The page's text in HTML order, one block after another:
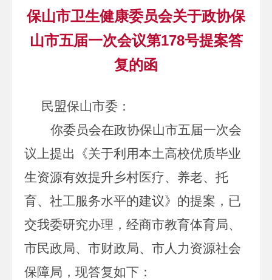
保山市卫生健康委员会关于政协保
山市五届一次会议第178号提案答
复的函
民盟保山市委：
你委员会在政协保山市五届一次会
议上提出《关于利用本土高校优质毕业
生资源有效提升乡村医疗、养老、托
育、社工服务水平的建议》的提案，已
交我委研究办理，经商市教育体育局、
市民政局、市财政局、市人力资源社会
保障局，现答复如下：